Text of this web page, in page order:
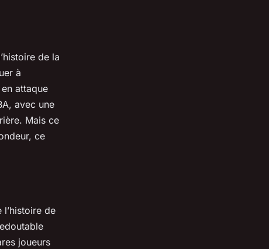
de la
à
attaque
avec une
Mais ce
ce
de
joueurs